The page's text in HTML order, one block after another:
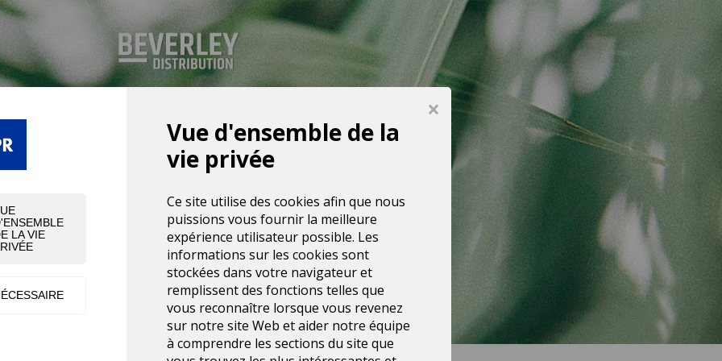
×
LA VIE
Vue d'ensemble de la
vie privée
Ce site utilise des cookies afin que nous
puissions vous fournir la meilleure
expérience utilisateur possible. Les
informations sur les cookies sont
stockées dans votre navigateur et
remplissent des fonctions telles que
vous reconnaître lorsque vous revenez
sur notre site Web et aider notre équipe
à comprendre les sections du site que